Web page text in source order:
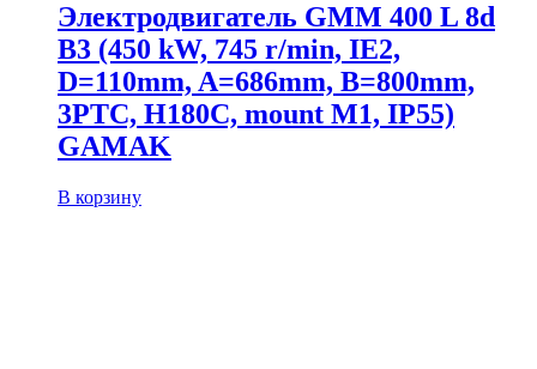
Электродвигатель GMM 400 L 8d
B3 (450 kW, 745 r/min, IE2,
D=110mm, A=686mm, B=800mm,
3PTC, H180C, mount M1, IP55)
GAMAK
В корзину